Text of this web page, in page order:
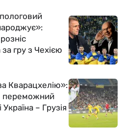
гру з Чехією
Кварацхелію»:
переможний
– Грузія